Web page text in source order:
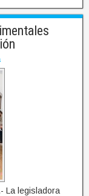
La legisladora